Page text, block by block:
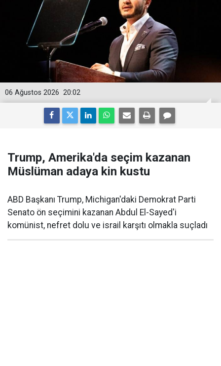
20:02
06 Ağustos 2026
Trump, Amerika'da seçim kazanan
Müslüman adaya kin kustu
ABD Başkanı Trump, Michigan'daki Demokrat Parti
Senato ön seçimini kazanan Abdul El-Sayed'i
komünist, nefret dolu ve israil karşıtı olmakla suçladı